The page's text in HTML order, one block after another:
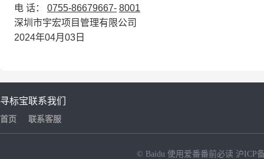
电 话： 0755-86679667- 8001
深圳市宇宏项目管理有限公司
2024年04月03日
寻标宝
首页
联系我们
联系客服
© Baidu 使用爱番番前必读 沪ICP